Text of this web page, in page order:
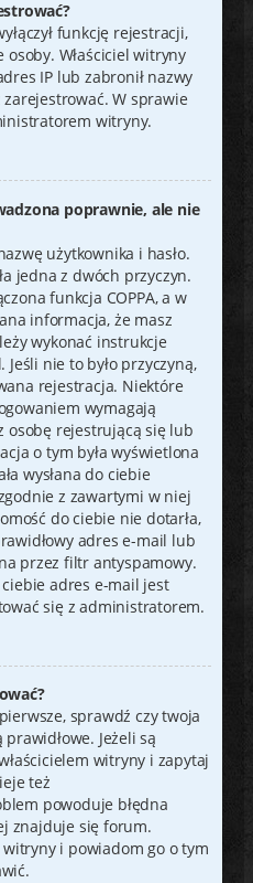
funkcję rejestracji,
Właściciel witryny
IP lub zabronił nazwy
W sprawie
witryny.
poprawnie, ale nie
użytkownika i hasło.
jedna z dwóch przyczyn.
funkcja COPPA, a w
informacja, że masz
wykonać instrukcje
nie to było przyczyną,
rejestracja. Niektóre
wymagają
osobę rejestrującą się lub
o tym była wyświetlona
wysłana do ciebie
z zawartymi w niej
do ciebie nie dotarła,
adres e-mail lub
przez filtr antyspamowy.
adres e-mail jest
się z administratorem.
sprawdź czy twoja
Jeżeli są
witryny i zapytaj
też
powoduje błędna
znajduje się forum.
i powiadom go o tym